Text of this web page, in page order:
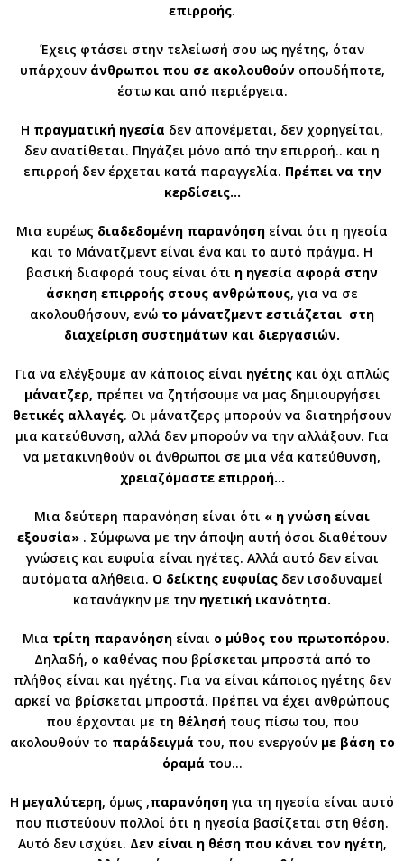
επιρροής.
Έχεις φτάσει στην τελείωσή σου ως ηγέτης, όταν
υπάρχουν άνθρωποι που σε ακολουθούνοπουδήποτε,
έστω και από περιέργεια.
Η πραγματική ηγεσία δεν απονέμεται, δεν χορηγείται,
δεν ανατίθεται. Πηγάζει μόνο από την επιρροή.. και η
επιρροή δεν έρχεται κατά παραγγελία. Πρέπει να την
κερδίσεις…
Μια ευρέως διαδεδομένη παρανόηση είναι ότι η ηγεσία
και το Μάνατζμεντ είναι ένα και το αυτό πράγμα. Η
βασική διαφορά τους είναι ότι η ηγεσία αφορά στην
άσκηση επιρροής στους ανθρώπους, για να σε
ακολουθήσουν, ενώ το μάνατζμεντ εστιάζεται στη
διαχείριση συστημάτων και διεργασιών.
Για να ελέγξουμε αν κάποιος είναι ηγέτης και όχι απλώς
μάνατζερ, πρέπει να ζητήσουμε να μας δημιουργήσει
θετικές αλλαγές. Οι μάνατζερς μπορούν να διατηρήσουν
μια κατεύθυνση, αλλά δεν μπορούν να την αλλάξουν. Για
να μετακινηθούν οι άνθρωποι σε μια νέα κατεύθυνση,
χρειαζόμαστε επιρροή…
Μια δεύτερη παρανόηση είναι ότι « η γνώση είναι
εξουσία» . Σύμφωνα με την άποψη αυτή όσοι διαθέτουν
γνώσεις και ευφυία είναι ηγέτες. Αλλά αυτό δεν είναι
αυτόματα αλήθεια. Ο δείκτης ευφυίαςδεν ισοδυναμεί
κατανάγκην με την ηγετική ικανότητα.
Μια τρίτη παρανόησηείναι ο μύθος του πρωτοπόρου.
Δηλαδή, ο καθένας που βρίσκεται μπροστά από το
πλήθος είναι και ηγέτης. Για να είναι κάποιος ηγέτης δεν
αρκεί να βρίσκεται μπροστά. Πρέπει να έχει ανθρώπους
που έρχονται με τη θέλησή τους πίσω του, που
ακολουθούν το παράδειγμά του, που ενεργούν με βάση το
όραμά του…
Η μεγαλύτερη, όμως ,παρανόηση για τη ηγεσία είναι αυτό
που πιστεύουν πολλοί ότι η ηγεσία βασίζεται στη θέση.
Αυτό δεν ισχύει. Δεν είναι η θέση που κάνει τον ηγέτη,